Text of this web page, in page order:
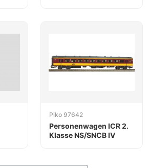
Piko 97642
Personenwagen ICR 2.
Klasse NS/SNCB IV